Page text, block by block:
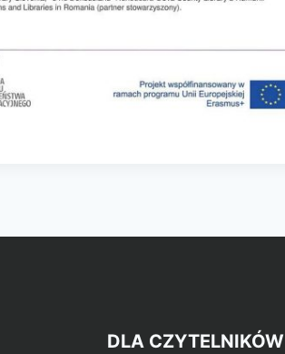
DLA CZYTELNIKÓW